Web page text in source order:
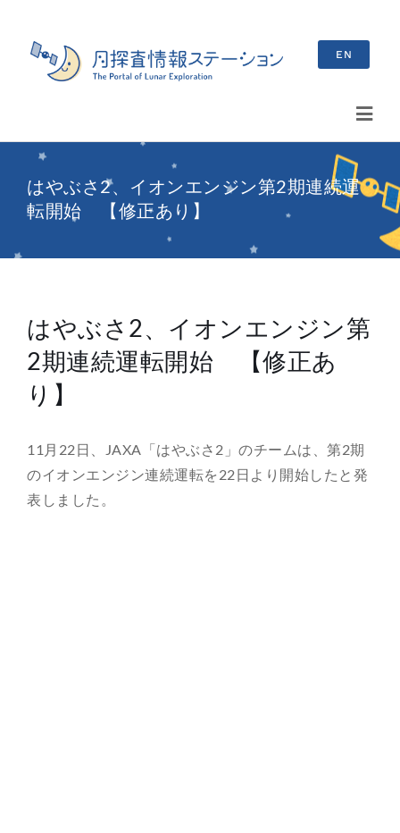
content
EN
索
…
イベント情報
ブログ
月を知ろう
はやぶさ2、イオンエンジン第2期連続運
転開始 【修正あり】
はやぶさ2、イオンエンジン第
2期連続運転開始 【修正あ
り】
11月22日、JAXA「はやぶさ2」のチームは、第2期
のイオンエンジン連続運転を22日より開始したと発
表しました。